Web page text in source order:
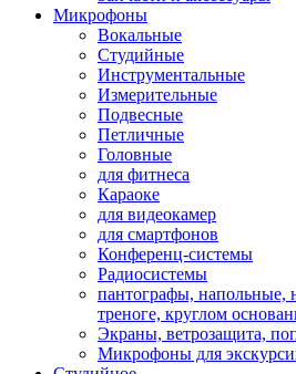
Микрофоны
Вокальные
Студийные
Инструментальные
Измерительные
Подвесные
Петличные
Головные
для фитнеса
Караоке
для видеокамер
для смартфонов
Конференц-системы
Радиосистемы
пантографы, напольные,
треноге, круглом
Экраны, ветрозащита,
Микрофоны для